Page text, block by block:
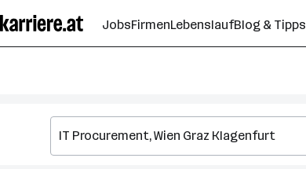
Seiteninhalt
springen
JobsFirmenLebenslaufBlog & Tipps